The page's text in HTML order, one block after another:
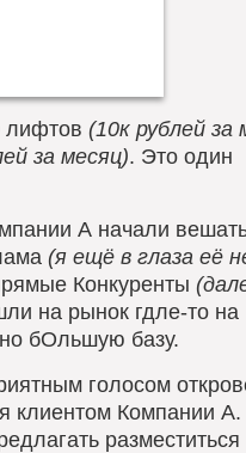
лифтов (10к рублей за
за месяц). Это один
А начали
(я ещё в глаза её
Конкуренты
на рынок гдле-то на
бОльшую базу.
голосом
клиентом Компании
разместиться